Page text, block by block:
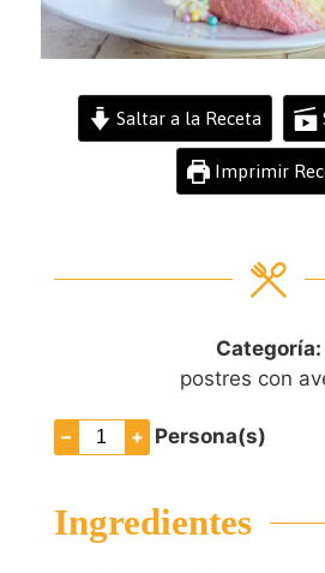
Saltar a la Receta
Imprimir
Categoría:
postres con
– + Persona(s)
Ingredientes